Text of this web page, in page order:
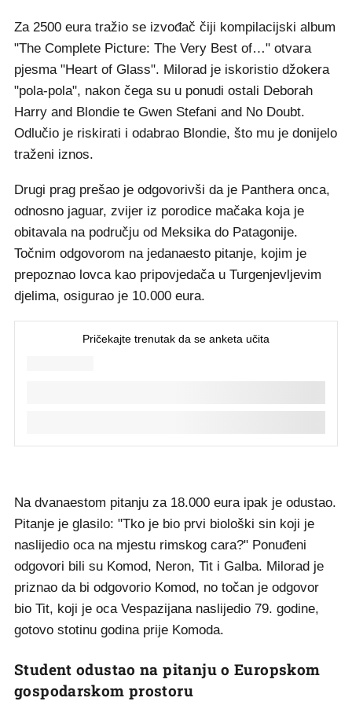
Za 2500 eura tražio se izvođač čiji kompilacijski album
"The Complete Picture: The Very Best of…" otvara
pjesma "Heart of Glass". Milorad je iskoristio džokera
"pola-pola", nakon čega su u ponudi ostali Deborah
Harry and Blondie te Gwen Stefani and No Doubt.
Odlučio je riskirati i odabrao Blondie, što mu je donijelo
traženi iznos.
Drugi prag prešao je odgovorivši da je Panthera onca,
odnosno jaguar, zvijer iz porodice mačaka koja je
obitavala na području od Meksika do Patagonije.
Točnim odgovorom na jedanaesto pitanje, kojim je
prepoznao lovca kao pripovjedača u Turgenjevljevim
djelima, osigurao je 10.000 eura.
Na dvanaestom pitanju za 18.000 eura ipak je odustao.
Pitanje je glasilo: "Tko je bio prvi biološki sin koji je
naslijedio oca na mjestu rimskog cara?" Ponuđeni
odgovori bili su Komod, Neron, Tit i Galba. Milorad je
priznao da bi odgovorio Komod, no točan je odgovor
bio Tit, koji je oca Vespazijana naslijedio 79. godine,
gotovo stotinu godina prije Komoda.
Student odustao na pitanju o Europskom
gospodarskom prostoru